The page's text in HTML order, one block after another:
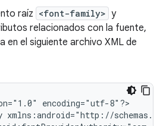
raíz <font-family> y
relacionados con la fuente,
en el siguiente archivo XML de
encoding="utf-8"?>